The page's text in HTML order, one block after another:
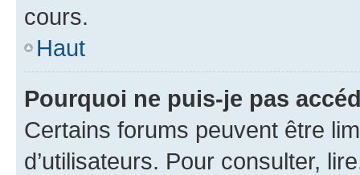
cours.
Haut
Pourquoi ne puis-je pas
Certains forums peuvent être
d’utilisateurs. Pour consulter,